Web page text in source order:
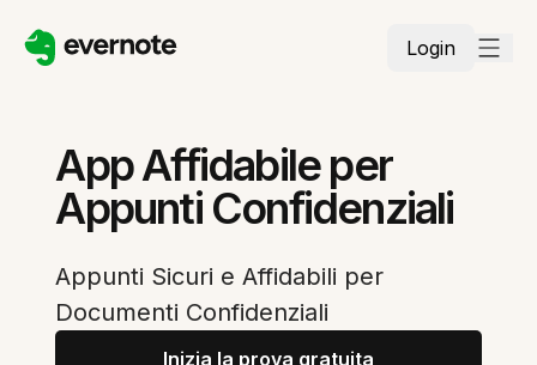
Login
App Affidabile per
Appunti Confidenziali
Appunti Sicuri e Affidabili per
Documenti Confidenziali
Inizia la prova gratuita